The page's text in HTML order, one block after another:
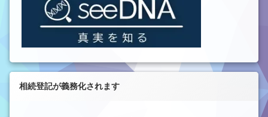
相続登記が義務化されます